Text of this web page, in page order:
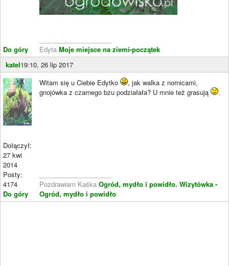
Do góry
Edyta Moje miejsce na ziemi-początek
katel19:10, 26 lip 2017
Dołączył:
27 kwi
2014
Posty:
4174
Do góry
Witam się u Ciebie Edytko
, jak walka z nornicami,
gnojówka z czarnego bzu podziałała? U mnie też grasują
.
Pozdrawiam Kaśka Ogród, mydło i powidło. Wizytówka -
Ogród, mydło i powidło